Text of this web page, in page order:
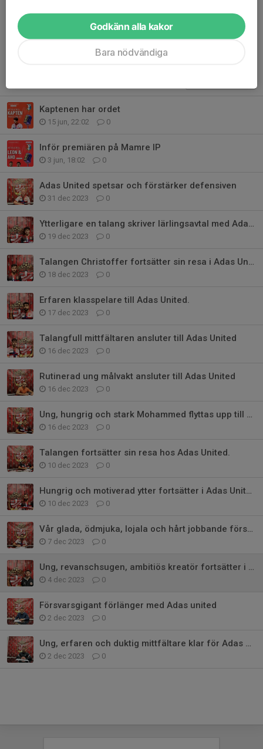
Kommentarer
Kaptenen har ordet
15 jun, 22:02 0
Inför premiären på Mamre IP
3 jun, 18:02 0
Adas United spetsar och förstärker defensiven
31 dec 2023 0
Ytterligare en talang skriver lärlingsavtal med Adas United
19 dec 2023 0
Talangen Christoffer fortsätter sin resa i Adas United.
18 dec 2023 0
Erfaren klasspelare till Adas United.
17 dec 2023 0
Talangfull mittfältaren ansluter till Adas United
16 dec 2023 0
Rutinerad ung målvakt ansluter till Adas United
16 dec 2023 0
Ung, hungrig och stark Mohammed flyttas upp till div 3
16 dec 2023 0
Talangen fortsätter sin resa hos Adas United.
10 dec 2023 0
Hungrig och motiverad ytter fortsätter i Adas United
10 dec 2023 0
Vår glada, ödmjuka, lojala och hårt jobbande försvarare stannar i Adas
7 dec 2023 0
Ung, revanschsugen, ambitiös kreatör fortsätter i Adas United.
4 dec 2023 0
Försvarsgigant förlänger med Adas united
2 dec 2023 0
Ung, erfaren och duktig mittfältare klar för Adas United IF
2 dec 2023 0
Godkänn alla kakor
Bara nödvändiga